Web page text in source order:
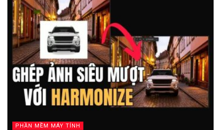
PHẦN MỀM MÁY TÍNH